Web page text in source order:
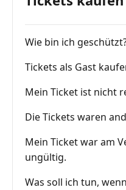
Wie bin ich
Tickets als Gast
Mein Ticket ist nicht
Die Tickets waren
Mein Ticket war am
ungültig.
Was soll ich tun,